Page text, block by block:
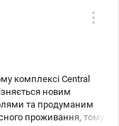
комплексі Central
новим
та продуманим
проживання, тому